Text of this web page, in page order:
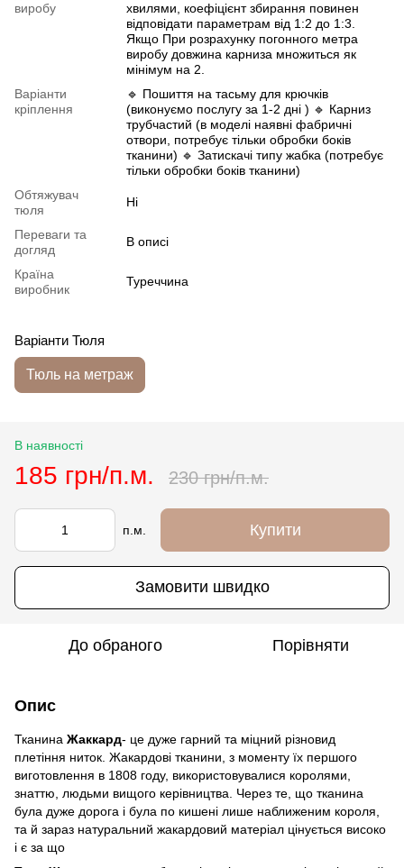
виробу
хвилями, коефіцієнт збирання повинен
відповідати параметрам від 1:2 до 1:3.
Якщо При розрахунку погонного метра
виробу довжина карниза множиться як
мінімум на 2.
Варіанти
кріплення
🔹 Пошиття на тасьму для крючків
(виконуємо послугу за 1-2 дні ) 🔹 Карниз
трубчастий (в моделі наявні фабричні
отвори, потребує тільки обробки боків
тканини) 🔹 Затискачі типу жабка (потребує
тільки обробки боків тканини)
Обтяжувач
тюля
Ні
Переваги та
догляд
В описі
Країна
виробник
Туреччина
Варіанти Тюля
Тюль на метраж
В наявності
185 грн/п.м. 230 грн/п.м.
п.м. Купити
Замовити швидко
До обраного Порівняти
Опис
Тканина Жаккард- це дуже гарний та міцний різновид
плетіння ниток. Жакардові тканини, з моменту їх першого
виготовлення в 1808 году, використовувалися королями,
знаттю, людьми вищого керівництва. Через те, що тканина
була дуже дорога і була по кишені лише наближеним короля,
та й зараз натуральний жакардовий матеріал цінується високо
і є за що